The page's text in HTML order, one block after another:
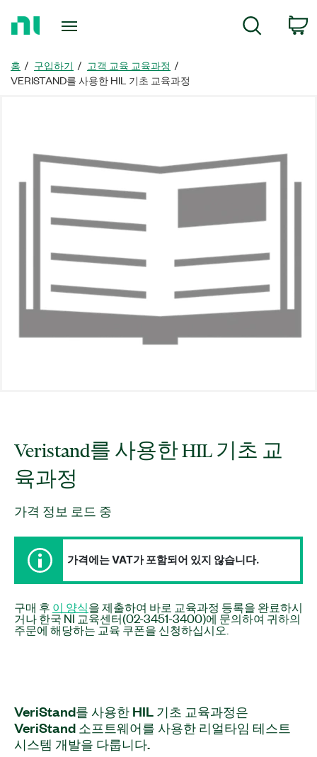
홈 구입하기
고객 교육 교육과정
VERISTAND를 사용한 HIL 기초 교육과정
Veristand를 사용한 HIL 기초 교
육과정
가격 정보 로드 중
가격에는 VAT가 포함되어 있지 않습니다.
구매 후 이 양식을 제출하여 바로 교육과정 등록을 완료하시
거나 한국 NI 교육센터(02-3451-3400)에 문의하여 귀하의
주문에 해당하는 교육 쿠폰을 신청하십시오.
VeriStand를 사용한 HIL 기초 교육과정은
VeriStand 소프트웨어를 사용한 리얼타임 테스트
시스템 개발을 다룹니다.